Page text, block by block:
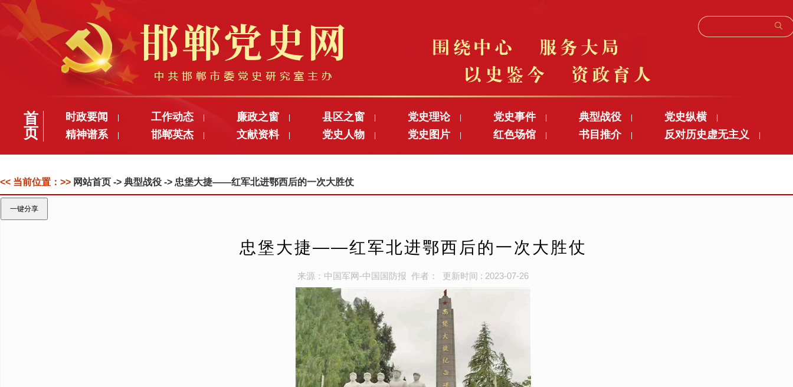
首
页
时政要闻 工作动态 廉政之窗 县区之窗 党史理论 党史事件 典型战役 党史纵横
精神谱系 邯郸英杰 文献资料 党史人物 党史图片 红色场馆 书目推介 反对历史虚无主义
<< 当前位置：>> 网站首页 -> 典型战役 -> 忠堡大捷——红军北进鄂西后的一次大胜仗
一键分享
忠堡大捷——红军北进鄂西后的一次大胜仗
来源：中国军网-中国国防报 作者： 更新时间 : 2023-07-26